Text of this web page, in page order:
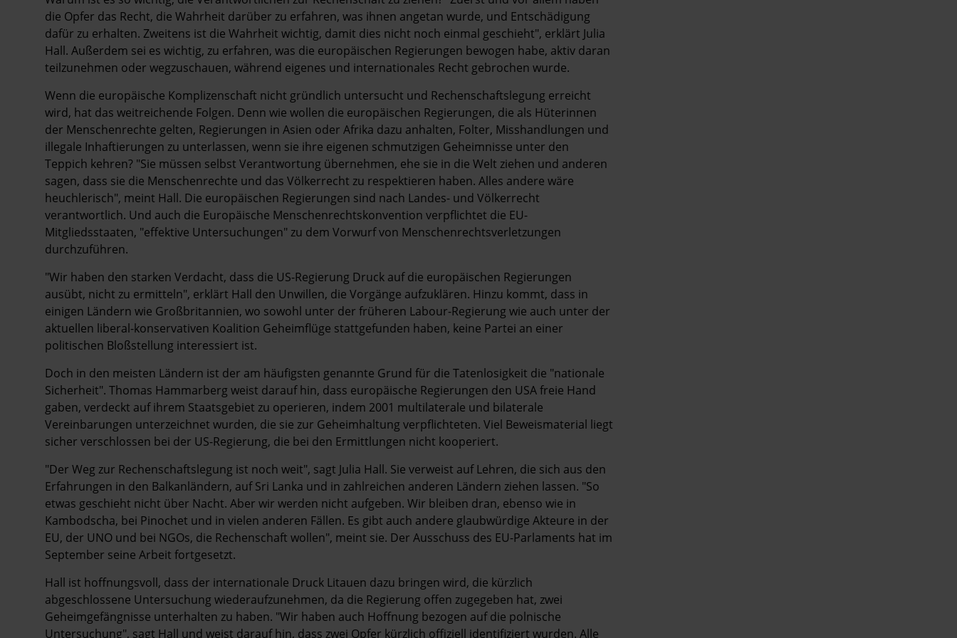
die Opfer das Recht, die Wahrheit darüber zu erfahren, was ihnen angetan wurde, und Entschädigung
dafür zu erhalten. Zweitens ist die Wahrheit wichtig, damit dies nicht noch einmal geschieht", erklärt Julia
Hall. Außerdem sei es wichtig, zu erfahren, was die europäischen Regierungen bewogen habe, aktiv daran
teilzunehmen oder wegzuschauen, während eigenes und internationales Recht gebrochen wurde.
Wenn die europäische Komplizenschaft nicht gründlich untersucht und Rechenschaftslegung erreicht
wird, hat das weitreichende Folgen. Denn wie wollen die europäischen Regierungen, die als Hüterinnen
der Menschenrechte gelten, Regierungen in Asien oder Afrika dazu anhalten, Folter, Misshandlungen und
illegale Inhaftierungen zu unterlassen, wenn sie ihre eigenen schmutzigen Geheimnisse unter den
Teppich kehren? "Sie müssen selbst Verantwortung übernehmen, ehe sie in die Welt ziehen und anderen
sagen, dass sie die Menschenrechte und das Völkerrecht zu respektieren haben. Alles andere wäre
heuchlerisch", meint Hall. Die europäischen Regierungen sind nach Landes- und Völkerrecht
verantwortlich. Und auch die ­Europäische Menschenrechtskonvention verpflichtet die EU-
Mitgliedsstaaten, "effektive Untersuchungen" zu dem Vorwurf von Menschenrechtsverletzungen
durchzuführen.
"Wir haben den starken Verdacht, dass die US-Regierung Druck auf die europäischen Regierungen
ausübt, nicht zu ermitteln", erklärt Hall den Unwillen, die Vorgänge aufzuklären. Hinzu kommt, dass in
einigen Ländern wie Großbritannien, wo sowohl unter der früheren Labour-Regierung wie auch unter der
aktuellen liberal-konservativen Koalition Geheimflüge stattgefunden haben, keine Partei an einer
politischen Bloßstellung interessiert ist.
Doch in den meisten Ländern ist der am häufigsten genannte Grund für die Tatenlosigkeit die "nationale
Sicherheit". Thomas Hammarberg weist darauf hin, dass europäische Regierungen den USA freie Hand
gaben, verdeckt auf ihrem Staatsgebiet zu operieren, indem 2001 multilaterale und bilaterale
Vereinbarungen unterzeichnet wurden, die sie zur Geheimhaltung verpflichteten. Viel Beweismaterial liegt
sicher verschlossen bei der US-Regierung, die bei den Ermittlungen nicht kooperiert.
"Der Weg zur Rechenschaftslegung ist noch weit", sagt Julia Hall. Sie verweist auf Lehren, die sich aus den
Erfahrungen in den Balkanländern, auf Sri Lanka und in zahlreichen anderen Ländern ziehen lassen. "So
etwas geschieht nicht über Nacht. Aber wir werden nicht aufgeben. Wir bleiben dran, ebenso wie in
Kambodscha, bei Pinochet und in vielen anderen Fällen. Es gibt auch andere glaubwürdige Akteure in der
EU, der UNO und bei NGOs, die Rechenschaft wollen", meint sie. Der Ausschuss des EU-Parlaments hat im
September seine Arbeit fortgesetzt.
Hall ist hoffnungsvoll, dass der internationale Druck Litauen dazu bringen wird, die kürzlich
abgeschlossene Untersuchung wiederaufzunehmen, da die Regierung offen zugegeben hat, zwei
Geheimgefängnisse unterhalten zu haben. "Wir haben auch Hoffnung bezogen auf die polnische
Untersuchung", sagt Hall und weist darauf hin, dass zwei Opfer kürzlich offiziell identifiziert wurden. Alle